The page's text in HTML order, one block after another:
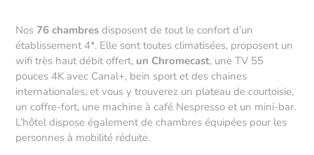
Nos 76 chambresdisposent de tout le confort d’un
établissement 4*. Elle sont toutes climatisées, proposent un
wifi très haut débit offert, un Chromecast, une TV 55
pouces 4K avec Canal+, bein sport et des chaines
internationales, et vous y trouverez un plateau de courtoisie,
un coffre-fort, une machine à café Nespresso et un mini-bar.
L’hôtel dispose également de chambres équipées pour les
personnes à mobilité réduite.